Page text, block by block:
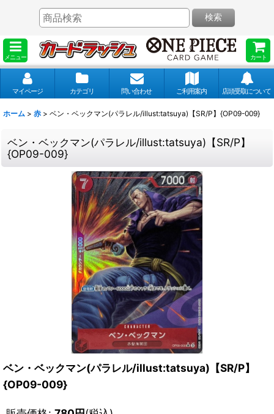
メニュー カート
検索
マイページ カテゴリ 問い合わせ ご利用案内 店頭受取について
ホーム > 赤 > ベン・ベックマン(パラレル/illust:tatsuya)【SR/P】{OP09-009}
ベン・ベックマン(パラレル/illust:tatsuya)【SR/P】
{OP09-009}
ベン・ベックマン(パラレル/illust:tatsuya)【SR/P】
{OP09-009}